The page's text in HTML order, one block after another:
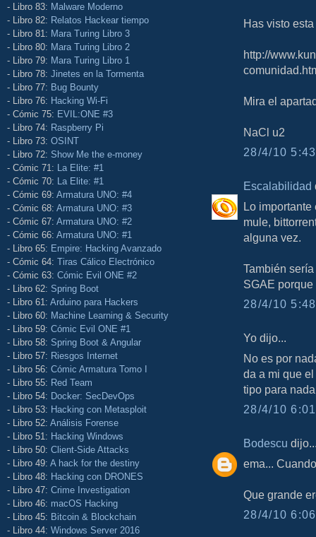
- Libro 83: Malware Moderno
- Libro 82: Relatos Hackear tiempo
- Libro 81: Mara Turing Libro 3
- Libro 80: Mara Turing Libro 2
- Libro 79: Mara Turing Libro 1
- Libro 78: Jinetes en la Tormenta
- Libro 77: Bug Bounty
- Libro 76: Hacking Wi-Fi
- Cómic 75: EVIL:ONE #3
- Libro 74: Raspberry Pi
- Libro 73: OSINT
- Libro 72: Show Me the e-money
- Cómic 71: La Elite: #1
- Cómic 70: La Elite: #1
- Cómic 69: Armatura UNO: #4
- Cómic 68: Armatura UNO: #3
- Cómic 67: Armatura UNO: #2
- Cómic 66: Armatura UNO: #1
- Libro 65: Empire: Hacking Avanzado
- Cómic 64: Tiras Cálico Electrónico
- Cómic 63: Cómic Evil ONE #2
- Libro 62: Spring Boot
- Libro 61: Arduino para Hackers
- Libro 60: Machine Learning & Security
- Libro 59: Cómic Evil ONE #1
- Libro 58: Spring Boot & Angular
- Libro 57: Riesgos Internet
- Libro 56: Cómic Armatura Tomo I
- Libro 55: Red Team
- Libro 54: Docker: SecDevOps
- Libro 53: Hacking con Metasploit
- Libro 52: Análisis Forense
- Libro 51: Hacking Windows
- Libro 50: Client-Side Attacks
- Libro 49: A hack for the destiny
- Libro 48: Hacking con DRONES
- Libro 47: Crime Investigation
- Libro 46: macOS Hacking
- Libro 45: Bitcoin & Blockchain
- Libro 44: Windows Server 2016
Has visto
http://
Mira el
NaCl u2
28/4/10
Escalabilidad
Lo
mule,
alguna vez.
También
SGAE
28/4/10
Yo dijo...
No es por
da a mi que
tipo para
28/4/10
Bodescu
ema...
Que grande
28/4/10